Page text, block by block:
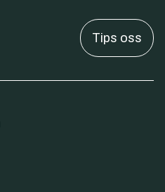
Tips oss